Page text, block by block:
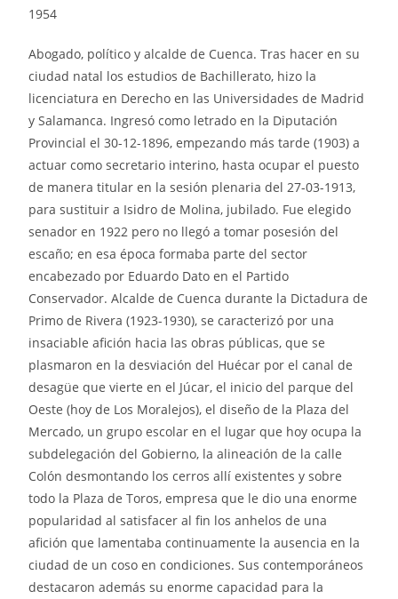
1954
Abogado, político y alcalde de Cuenca. Tras hacer en su
ciudad natal los estudios de Bachillerato, hizo la
licenciatura en Derecho en las Universidades de Madrid
y Salamanca. Ingresó como letrado en la Diputación
Provincial el 30-12-1896, empezando más tarde (1903) a
actuar como secretario interino, hasta ocupar el puesto
de manera titular en la sesión plenaria del 27-03-1913,
para sustituir a Isidro de Molina, jubilado. Fue elegido
senador en 1922 pero no llegó a tomar posesión del
escaño; en esa época formaba parte del sector
encabezado por Eduardo Dato en el Partido
Conservador. Alcalde de Cuenca durante la Dictadura de
Primo de Rivera (1923-1930), se caracterizó por una
insaciable afición hacia las obras públicas, que se
plasmaron en la desviación del Huécar por el canal de
desagüe que vierte en el Júcar, el inicio del parque del
Oeste (hoy de Los Moralejos), el diseño de la Plaza del
Mercado, un grupo escolar en el lugar que hoy ocupa la
subdelegación del Gobierno, la alineación de la calle
Colón desmontando los cerros allí existentes y sobre
todo la Plaza de Toros, empresa que le dio una enorme
popularidad al satisfacer al fin los anhelos de una
afición que lamentaba continuamente la ausencia en la
ciudad de un coso en condiciones. Sus contemporáneos
destacaron además su enorme capacidad para la